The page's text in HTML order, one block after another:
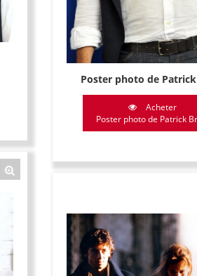
Poster photo de
Acheter
Poster photo de Patrick